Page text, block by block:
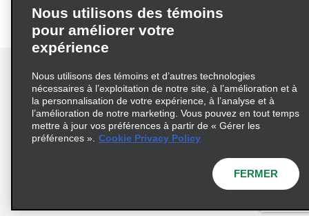
Conditions d’utilisation
Politique de confidentialité
Politique sur les fichiers témoins
© 2026 Enterprise Holdings, Inc. Tous droits réservés
Nous utilisons des témoins
pour améliorer votre
expérience
Nous utilisons des témoins et d’autres technologies
nécessaires à l’exploitation de notre site, à l’amélioration et à
la personnalisation de votre expérience, à l’analyse et à
l’amélioration de notre marketing. Vous pouvez en tout temps
mettre à jour vos préférences à partir de « Gérer les
préférences ». Cookie Privacy Policy
FERMER